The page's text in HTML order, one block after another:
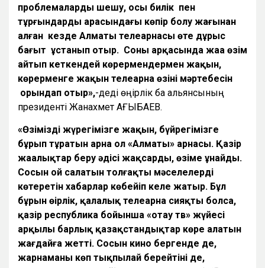
проблемаларды шешу, осы билік пен
тұрғындардың арасындағы көпір болу жағынан
алған кезде Алматы телеарнасы өте дұрыс
бағыт ұстанып отыр. Соның арқасында жаңа өзім
айтып кеткендей көрермендермен жақын,
көрерменге жақын телеарна өзінің мәртебесін
орындап отыр»,-деді өңірлік бақ альянсының
президенті Жанахмет АҒЫБАЕВ.
«Өзіміздің жүрегімізге жақын, бүйрегімізге
бұрып тұратын арна ол «Алматы» арнасы. Қазір
жаңалықтар беру әдісі жақсарды, өзіме ұнайды.
Сосын ой салатын толғақты мәселелерді
көтеретін хабарлар көбейіп келе жатыр. Бұл
бұрын өңірлік, қалалық телеарна сияқты болса,
қазір республика бойынша «отау тв» жүйесі
арқылы барлық қазақстандықтар көре алатын
жағдайға жетті. Сосын кино бергенде де,
жарнаманы көп тықпылай берейтіні де,